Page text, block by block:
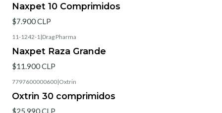
Naxpet 10 Comprimidos
$7.900 CLP
11-1242-1 |Drag Pharma
Naxpet Raza Grande
$11.900 CLP
7797600000600|Oxtrin
Oxtrin 30 comprimidos